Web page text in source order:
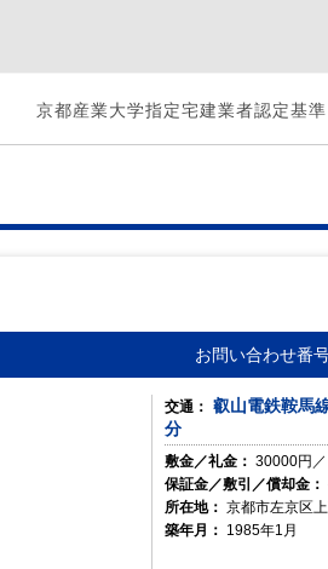
京都産業大学指定宅建業者認定基準
お問い合わせ番号
交通： 叡山電鉄鞍馬
分
敷金／礼金： 30000円
保証金／敷引／償却金：
所在地： 京都市左京区
築年月： 1985年1月